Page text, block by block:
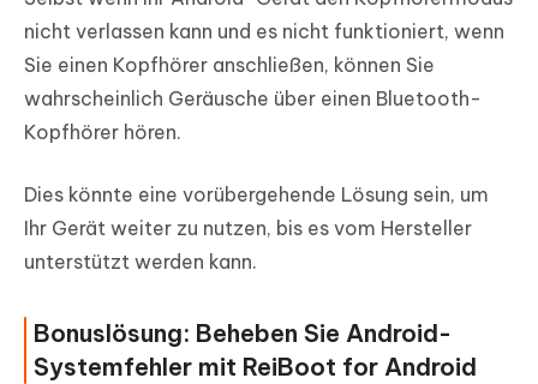
nicht verlassen kann und es nicht funktioniert, wenn
Sie einen Kopfhörer anschließen, können Sie
wahrscheinlich Geräusche über einen Bluetooth-
Kopfhörer hören.
Dies könnte eine vorübergehende Lösung sein, um
Ihr Gerät weiter zu nutzen, bis es vom Hersteller
unterstützt werden kann.
Bonuslösung: Beheben Sie Android-
Systemfehler mit ReiBoot for Android